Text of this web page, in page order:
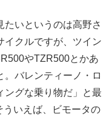
いというのは高野さ
イクルですが、ツイン
やTZR500とかあ
。バレンティーノ・ロ
ングな乗り物だ」と最
いえば、ビモータの